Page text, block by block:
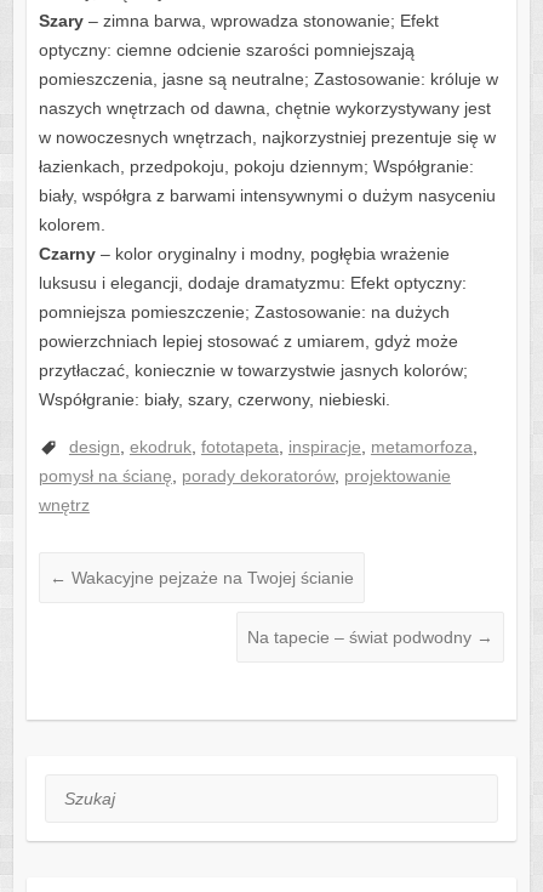
Szary– zimna barwa, wprowadza stonowanie; Efekt
optyczny: ciemne odcienie szarości pomniejszają
pomieszczenia, jasne są neutralne; Zastosowanie: króluje w
naszych wnętrzach od dawna, chętnie wykorzystywany jest
w nowoczesnych wnętrzach, najkorzystniej prezentuje się w
łazienkach, przedpokoju, pokoju dziennym; Współgranie:
biały, współgra z barwami intensywnymi o dużym nasyceniu
kolorem.
Czarny– kolor oryginalny i modny, pogłębia wrażenie
luksusu i elegancji, dodaje dramatyzmu: Efekt optyczny:
pomniejsza pomieszczenie; Zastosowanie: na dużych
powierzchniach lepiej stosować z umiarem, gdyż może
przytłaczać, koniecznie w towarzystwie jasnych kolorów;
Współgranie: biały, szary, czerwony, niebieski.
design ekodruk, fototapeta inspiracje metamorfoza
pomysł na ścianę
porady dekoratorów, projektowanie
wnętrz
← Wakacyjne pejzaże na Twojej ścianie
Na tapecie – świat podwodny →
Szukaj